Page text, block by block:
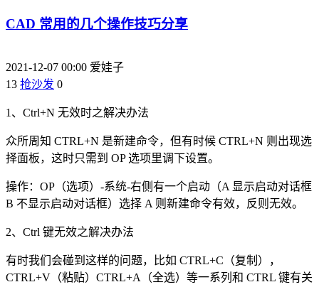
CAD 常用的几个操作技巧分享
2021-12-07 00:00 爱娃子
13 抢沙发 0
1、Ctrl+N 无效时之解决办法
众所周知 CTRL+N 是新建命令，但有时候 CTRL+N 则出现选
择面板，这时只需到 OP 选项里调下设置。
操作：OP（选项）-系统-右侧有一个启动（A 显示启动对话框
B 不显示启动对话框）选择 A 则新建命令有效，反则无效。
2、Ctrl 键无效之解决办法
有时我们会碰到这样的问题，比如 CTRL+C（复制），
CTRL+V（粘贴）CTRL+A（全选）等一系列和 CTRL 键有关